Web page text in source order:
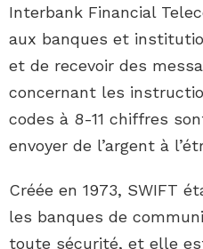
Interbank Financial
aux banques et
et de recevoir des
concernant les
codes à 8-11 chiffres
envoyer de l’argent à
Créée en 1973, SWIFT
les banques de
toute sécurité, et elle